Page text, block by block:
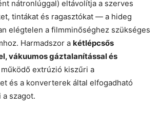
nátronlúggal) eltávolítja a szerves
tintákat és ragasztókat — a hideg
elégtelen a filmminőséghez szükséges
Harmadszor a kétlépcsős
vákuumos gáztalanítással és
működő extrúzió kiszűri a
és a konverterek által elfogadható
szagot.